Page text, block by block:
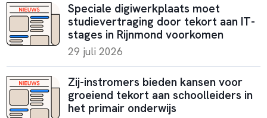
Speciale digiwerkplaats moet
studievertraging door tekort aan IT-
stages in Rijnmond voorkomen
29 juli 2026
Zij-instromers bieden kansen voor
groeiend tekort aan schoolleiders in
het primair onderwijs